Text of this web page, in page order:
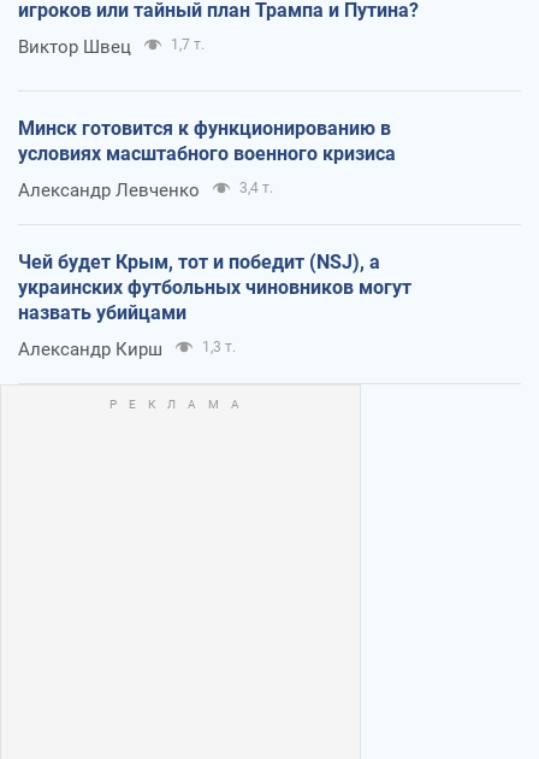
игроков или тайный план Трампа и Путина?
Виктор Швец 1,7 т.
Минск готовится к функционированию в
условиях масштабного военного кризиса
Александр Левченко 3,4 т.
Чей будет Крым, тот и победит (NSJ), а
украинских футбольных чиновников могут
назвать убийцами
Александр Кирш 1,3 т.